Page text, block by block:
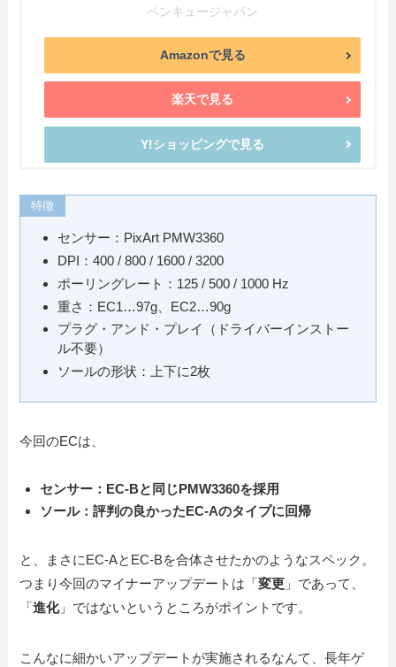
ベンキュージャパン
Amazonで見る
楽天で見る
Y!ショッピングで見る
特徴
センサー：PixArt PMW3360
DPI：400 / 800 / 1600 / 3200
ポーリングレート：125 / 500 / 1000 Hz
重さ：EC1…97g、EC2…90g
プラグ・アンド・プレイ（ドライバーインストー
ル不要）
ソールの形状：上下に2枚
今回のECは、
センサー：EC-Bと同じPMW3360を採用
ソール：評判の良かったEC-Aのタイプに回帰
と、まさにEC-AとEC-Bを合体させたかのようなスペック。
つまり今回のマイナーアップデートは「変更 」であって、
「進化」ではないというところがポイントです。
こんなに細かいアップデートが実施されるなんて、長年ゲ